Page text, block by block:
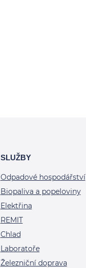
SLUŽBY
Odpadové hospodářství
Biopaliva a popeloviny
Elektřina
REMIT
Chlad
Laboratoře
Železniční doprava